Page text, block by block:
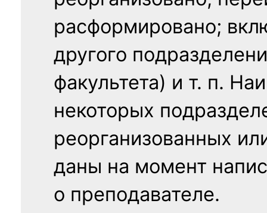
расформировано;
другого
факультета) и т. п.
некоторых
реорганизованных
даны на момент
о преподавателе.